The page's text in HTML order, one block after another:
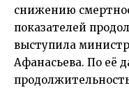
снижению
показателей
выступила
Афанасьева. По её